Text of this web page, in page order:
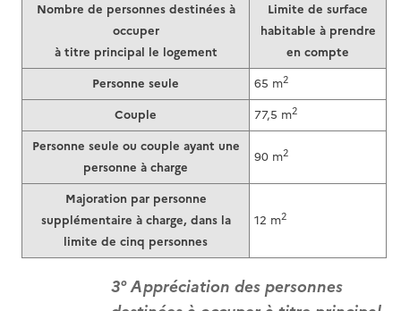
Nombre de personnes destinées à
occuper
à titre principal le logement
Limite de surface
habitable à prendre
en compte
Personne seule
65 m2
Couple 77,5 m2
Personne seule ou couple ayant une
personne à charge
90 m2
Majoration par personne
supplémentaire à charge, dans la
limite de cinq personnes
12 m2
3° Appréciation des personnes